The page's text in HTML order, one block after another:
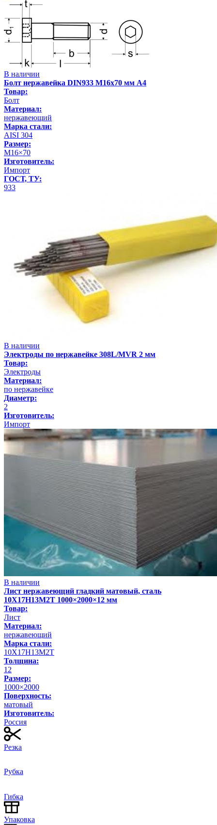
В наличии
Болт нержавейка DIN933 М16х70 мм А4
Товар:
Болт
Материал:
нержавеющий
Марка стали:
AISI 304
Размер:
М16×70
Изготовитель:
Импорт
ГОСТ, ТУ:
933
В наличии
Электроды по нержавейке 308L/MVR 2 мм
Товар:
Электроды
Материал:
по нержавейке
Диаметр:
2
Изготовитель:
Импорт
В наличии
Лист нержавеющий гладкий матовый, сталь
10Х17Н13М2Т 1000×2000×12 мм
Товар:
Лист
Материал:
нержавеющий
Марка стали:
10Х17Н13М2Т
Толщина:
12
Размер:
1000×2000
Поверхность:
матовый
Изготовитель:
Россия
Резка
Рубка
Гибка
Упаковка